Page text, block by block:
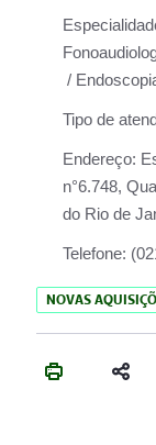
/
Tipo de
Endereço:
n°6.748,
do Rio de
Telefone:
NOVAS